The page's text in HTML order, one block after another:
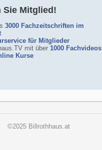
Sie Mitglied!
3000 Fachzeitschriften im
für Mitglieder
mit über 1000 Fachvideos
Kurse
©2025 Billrothhaus.at